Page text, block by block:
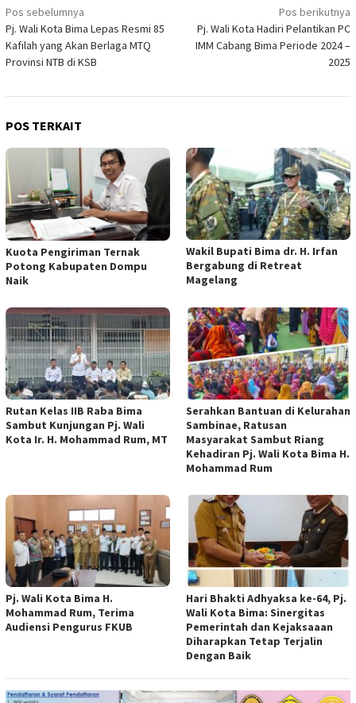
Navigasi
pos
Pos sebelumnya
Pj. Wali Kota Bima Lepas Resmi 85
Kafilah yang Akan Berlaga MTQ
Provinsi NTB di KSB
Pos berikutnya
Pj. Wali Kota Hadiri Pelantikan PC
IMM Cabang Bima Periode 2024 –
2025
POS TERKAIT
Kuota Pengiriman Ternak
Potong Kabupaten Dompu
Naik
Wakil Bupati Bima dr. H. Irfan
Bergabung di Retreat
Magelang
Rutan Kelas IIB Raba Bima
Sambut Kunjungan Pj. Wali
Kota Ir. H. Mohammad Rum, MT
Serahkan Bantuan di Kelurahan
Sambinae, Ratusan
Masyarakat Sambut Riang
Kehadiran Pj. Wali Kota Bima H.
Mohammad Rum
Pj. Wali Kota Bima H.
Mohammad Rum, Terima
Audiensi Pengurus FKUB
Hari Bhakti Adhyaksa ke-64, Pj.
Wali Kota Bima: Sinergitas
Pemerintah dan Kejaksaaan
Diharapkan Tetap Terjalin
Dengan Baik